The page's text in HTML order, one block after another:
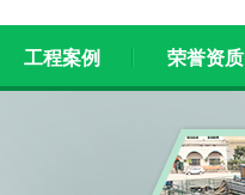
工程案例 荣誉资质